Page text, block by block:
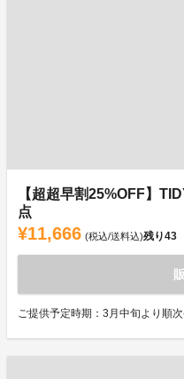
【超超早割25%OFF】
点
¥11,666 (税込/送料込)残り43
ご提供予定時期：3月中旬より順